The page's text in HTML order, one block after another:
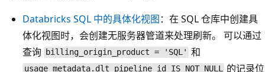
Databricks SQL 中的具体化视图：在 SQL 仓库中创建具
体化视图时，会创建无服务器管道来处理刷新。 可以通过
查询
billing_origin_product = 'SQL' 和
usage_metadata.dlt_pipeline_id IS NOT NULL 的记录位